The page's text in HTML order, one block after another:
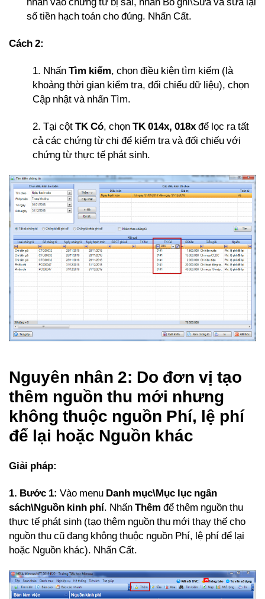
số tiền hạch toán cho đúng. Nhấn Cất.
Cách 2:
1. Nhấn Tìm kiếm, chọn điều kiện tìm kiếm (là
khoảng thời gian kiểm tra, đối chiếu dữ liệu), chọn
Cập nhật và nhấn Tìm.
2. Tại cột TK Có, chọn TK 014x, 018x để lọc ra tất
cả các chứng từ chi để kiểm tra và đối chiếu với
chứng từ thực tế phát sinh.
Nguyên nhân 2: Do đơn vị tạo
thêm nguồn thu mới nhưng
không thuộc nguồn Phí, lệ phí
để lại hoặc Nguồn khác
Giải pháp:
1. Bước 1: Vào menu Danh mục\Mục lục ngân
sách\Nguồn kinh phí. Nhấn Thêm để thêm nguồn thu
thực tế phát sinh (tạo thêm nguồn thu mới thay thế cho
nguồn thu cũ đang không thuộc nguồn Phí, lệ phí để lại
hoặc Nguồn khác). Nhấn Cất.